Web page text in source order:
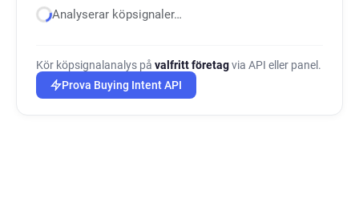
Analyserar köpsignaler…
Kör köpsignalanalys på valfritt företagvia API eller panel.
Prova Buying Intent API